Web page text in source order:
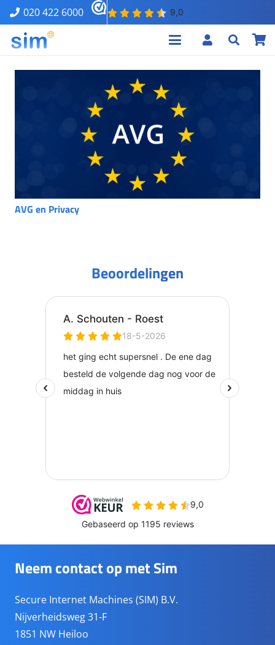
020 422 6000
AVG en Privacy
Beoordelingen
Neem contact op met Sim
Secure Internet Machines (SIM) B.V.
Nijverheidsweg 31-F
1851 NW Heiloo